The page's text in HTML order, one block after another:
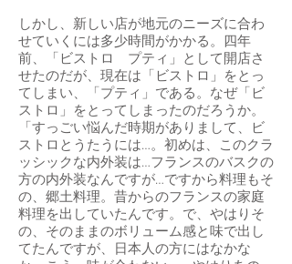
しかし、新しい店が地元のニーズに合わ
せていくには多少時間がかかる。四年
前、「ビストロ プティ」として開店さ
せたのだが、現在は「ビストロ」をとっ
てしまい、「プティ」である。なぜ「ビ
ストロ」をとってしまったのだろうか。
「すっごい悩んだ時期がありまして、ビ
ストロとうたうには…。初めは、このクラ
ッシックな内外装は…フランスのバスクの
方の内外装なんですが…ですから料理もそ
の、郷土料理。昔からのフランスの家庭
料理を出していたんです。で、やはりそ
の、そのままのボリューム感と味で出し
てたんですが、日本人の方にはなかな